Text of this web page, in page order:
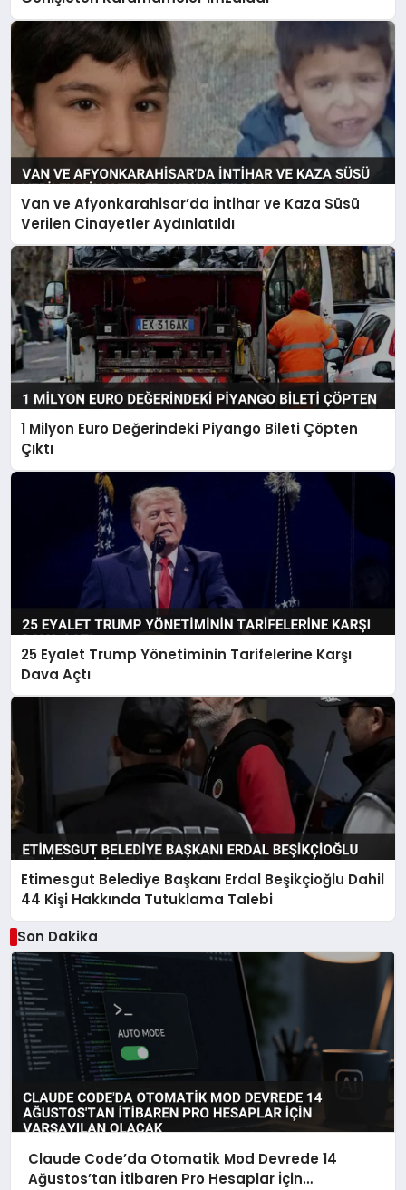
Van ve Afyonkarahisar’da İntihar ve Kaza Süsü
Verilen Cinayetler Aydınlatıldı
1 Milyon Euro Değerindeki Piyango Bileti Çöpten
Çıktı
25 Eyalet Trump Yönetiminin Tarifelerine Karşı
Dava Açtı
Etimesgut Belediye Başkanı Erdal Beşikçioğlu Dahil
44 Kişi Hakkında Tutuklama Talebi
Son Dakika
Claude Code’da Otomatik Mod Devrede 14
Ağustos’tan İtibaren Pro Hesaplar İçin